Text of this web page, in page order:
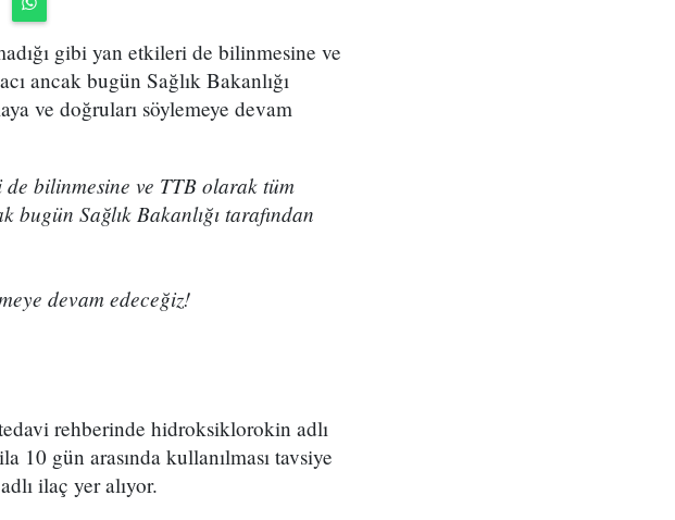
gibi yan etkileri de bilinmesine ve
ancak bugün Sağlık Bakanlığı
ve doğruları söylemeye devam
de bilinmesine ve TTB olarak tüm
bugün Sağlık Bakanlığı tarafından
devam edeceğiz!
rehberinde hidroksiklorokin adlı
10 gün arasında kullanılması tavsiye
ilaç yer alıyor.